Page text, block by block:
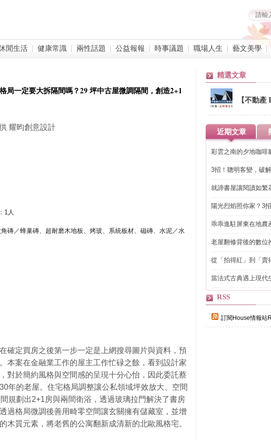
閒生活 健康常識 兩性話題 公益報報 時事議題 職場人生 藝文美學
局一定要大拆隔間嗎？29 坪中古屋微調隔間，創造2+1
耀昀創意設計
1人
磚／蜂巢磚、超耐磨木地板、烤玻、系統板材、磁磚、水泥／水
確定買房之後第一步一定是上網搜尋圖片與資料，預
本案在金融業工作的屋主工作忙碌之餘，看到設計家
對於簡約風格與空間感的呈現十分心怡，因此委託蔡
年的老屋。住宅格局調整讓公私領域坪效放大、空間
規劃出2+1房與兩間衛浴，透過玻璃拉門解決了書房
過格局微調後善用畸零空間讓玄關擁有儲藏室，並增
木質元素，將老舊的公寓翻新成清新的北歐風格宅。
精選文章
【不動
併公告
近期文章
彩雲之南的夕地咖啡
3招！聰明客變，破
就諦書屋讓閱讀如繁
陽光烈焰照你家？3
乖乖進駐屏東在地農
老屋翻修背後的數位
從「拍得紅」到「賣
當法式古典遇上現代
RSS
訂閱House情報站